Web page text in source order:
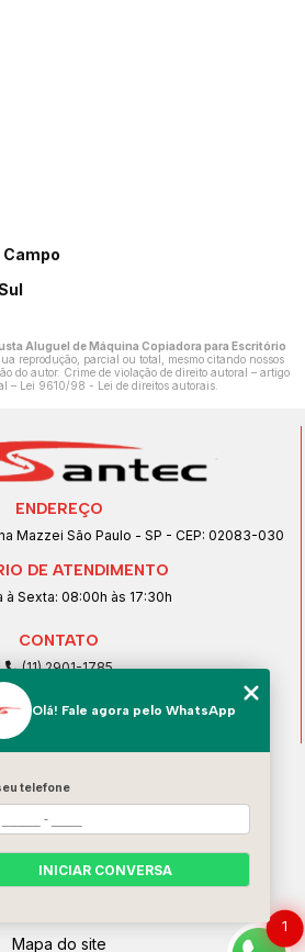
Campo
Aluguel de Máquina Copiadora para Escritório
reprodução, parcial ou total, mesmo citando nossos
do autor. Crime de violação de direito autoral – artigo
–
Lei 9610/98 - Lei de direitos autorais
ENDEREÇO
Mazzei São Paulo - SP - CEP: 02083-030
DE ATENDIMENTO
à Sexta: 08:00h às 17:30h
CONTATO
(11) 2901-1785
(11) 99239-1832
Home
Empresa
SERVIÇOS
Contato
Mapa do site
1
Olá! Fale agora pelo WhatsApp
telefone
INICIAR CONVERSA